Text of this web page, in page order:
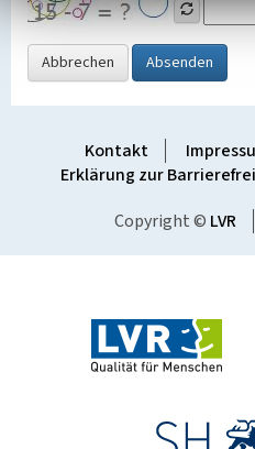
Abbrechen Absenden
Kontakt
Erklärung zur
Copyright © LVR